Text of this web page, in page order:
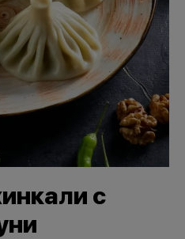
с